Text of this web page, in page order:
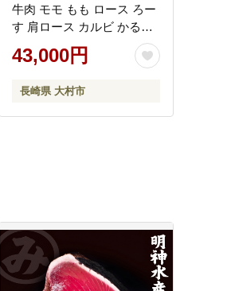
牛肉 モモ もも ロース ろー
す 肩ロース カルビ かるび
豚肉 豚肉 豚ロース 豚バラ
バラ ばら 焼肉 焼き肉 小分
おむら夢ファームシュシュ
[ACAA066]
43,000円
長崎県 大村市